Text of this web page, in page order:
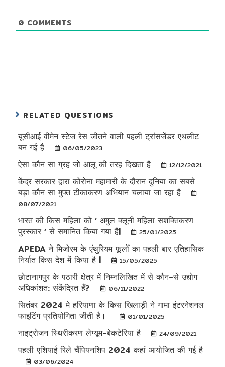
0 COMMENTS
RELATED QUESTIONS
यूसीआई वीमेन स्टेज रेस जीतने वाली पहली ट्रांसजेंडर एथलीट
बन गई है
06/05/2023
ऐसा कौन सा ग्रह जो आलू की तरह दिखता है 12/12/2021
केंद्र सरकार द्वारा कोरोना महामारी के दौरान दुनिया का सबसे
बड़ा कौन सा मुफ्त टीकाकरण अभियान चलाया जा रहा है
08/07/2021
भारत की किस महिला को ‘ अमुल क्लूनी महिला सशक्तिकरण
पुरस्कार ‘ से समानित किया गया है|
25/01/2025
APEDA ने मिजोरम के एंथुरियम फूलोँ का पहली बार एतिहासिक
निर्यात किस देश में किया है |
15/05/2025
छोटानागपुर के पठारी क्षेत्र में निम्नलिखित में से कौन-से उद्योग
अधिकांशत: संकेंद्रित हैं?
06/11/2022
सितंबर 2024 मे हरियाणा के किस खिलाड़ी ने गामा इंटरनेशनल
फाइटिंग प्रतियोगिता जीती है।
01/01/2025
नाइट्रोजन स्थिरीकरण लेग्यूम-बेकटेरिया है 24/09/2021
पहली एशियाई रिले चैंपियनशिप 2024 कहां आयोजित की गई है
03/06/2024